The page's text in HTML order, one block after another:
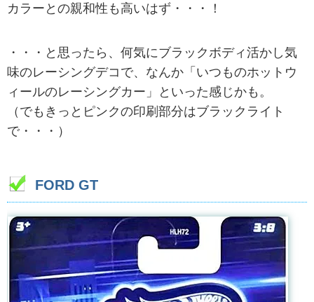
カラーとの親和性も高いはず・・・！
・・・と思ったら、何気にブラックボディ活かし気
味のレーシングデコで、なんか「いつものホットウ
ィールのレーシングカー」といった感じかも。
（でもきっとピンクの印刷部分はブラックライト
で・・・）
FORD GT